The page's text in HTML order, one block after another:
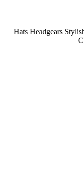
Hats Headgears